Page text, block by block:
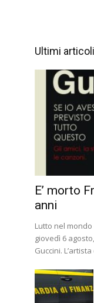
Ultimi articoli
E’ morto
anni
Lutto nel
giovedì 6
Guccini.